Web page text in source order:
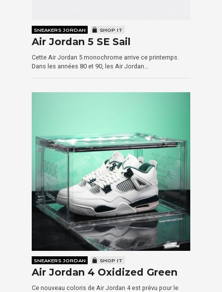
SNEAKERS JORDAN SHOP IT
Air Jordan 5 SE Sail
Cette Air Jordan 5 monochrome arrive ce printemps.
Dans les années 80 et 90, les Air Jordan…
SNEAKERS JORDAN SHOP IT
Air Jordan 4 Oxidized Green
Ce nouveau coloris de Air Jordan 4 est prévu pour le